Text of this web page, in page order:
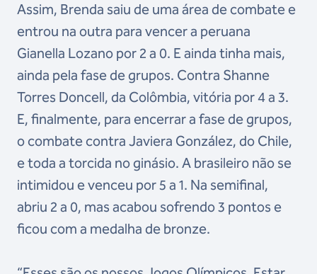
Assim, Brenda saiu de uma área de combate e
entrou na outra para vencer a peruana
Gianella Lozano por 2 a 0. E ainda tinha mais,
ainda pela fase de grupos. Contra Shanne
Torres Doncell, da Colômbia, vitória por 4 a 3.
E, finalmente, para encerrar a fase de grupos,
o combate contra Javiera González, do Chile,
e toda a torcida no ginásio. A brasileiro não se
intimidou e venceu por 5 a 1. Na semifinal,
abriu 2 a 0, mas acabou sofrendo 3 pontos e
ficou com a medalha de bronze.